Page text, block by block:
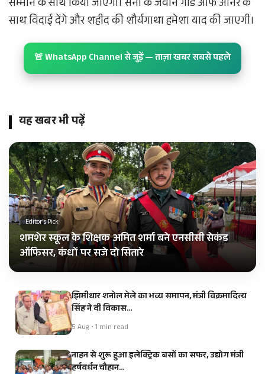
सम्मान के साथ किया जाएगा। सेना के जवान गार्ड ऑफ ऑनर के
साथ विदाई देंगे और शहीद की शौर्यगाथा हमेशा याद की जाएगी।
🚨 WhatsApp Channel से जुड़ें — ताज़ा खबर सबसे पहले
यह खबर भी पढ़ें
Editor's Pick
शमशेर स्कूल के शिक्षक अमित शर्मा बने एनसीसी सेकंड
ऑफिसर, कंधों पर सजे दो सितारे
झिमीधार शनोल मेले का भव्य समापन, मंत्री विक्रमादित्य
सिंह ने दी विकास…
5 Aug • 1 min read
नाहन से शुरू हुआ इलेक्ट्रिक बसों का सफर, उद्योग मंत्री
हर्षवर्धन चौहान…